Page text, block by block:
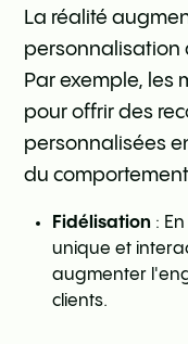
La réalité
personnalisation
Par exemple, les
pour offrir des
personnalisées
du
Fidélisation :
unique et
augmenter
clients.